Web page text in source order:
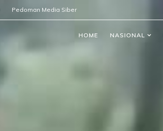
Pedoman Media Siber
HOME NASIONAL